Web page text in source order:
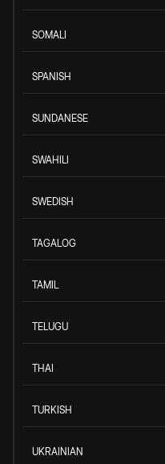
SOMALI
SPANISH
SUNDANESE
SWAHILI
SWEDISH
TAGALOG
TAMIL
TELUGU
THAI
TURKISH
UKRAINIAN